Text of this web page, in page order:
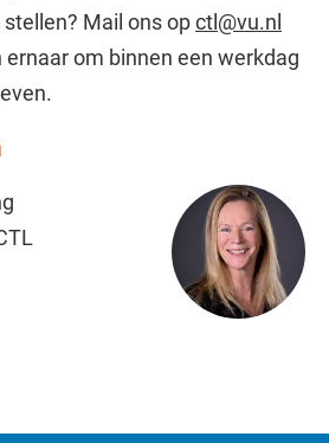
Mail ons opctl@vu.nl
om binnen een werkdag